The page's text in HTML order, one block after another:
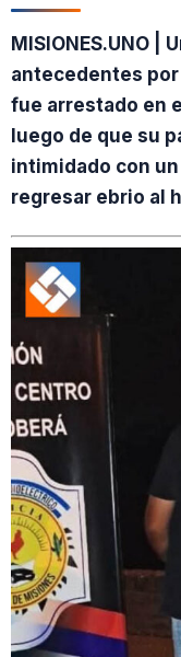
MISIONES.UNO |
antecedentes
fue arrestado en
luego de que su
intimidado con
regresar ebrio al